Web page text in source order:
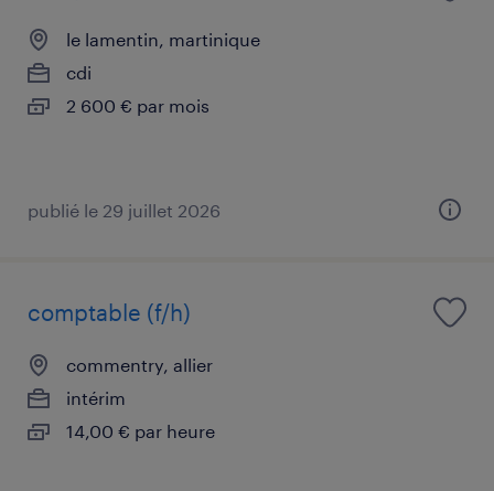
le lamentin, martinique
cdi
2 600 € par mois
publié le 29 juillet 2026
comptable (f/h)
commentry, allier
intérim
14,00 € par heure